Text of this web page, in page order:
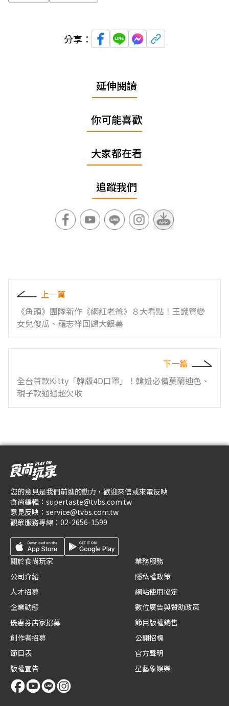
分享：
延伸閱讀
你可能喜歡
大家都在看
追蹤我們
上一篇
《角頭》團隊新作《網紅老爸》８大看點！王識賢變
女兒傻瓜、羅志祥回歸大銀幕
下一篇
全台首款Kitty「韓版4D口罩」！韓妞必備莫蘭迪色、
親子款通通超欠收
您的意見是我們前進的動力，歡迎來信或來電反映
食尚編輯： supertaste@tvbs.com.tw
意見反映： service@tvbs.com.tw
觀眾服務專線： 02-2656-1599
關於食尚玩家
公司介紹
人才招募
企業動態
優惠券店家招募
創作者招募
節目表
版權宣告
業務服務
隱私權政策
網站使用協定
數位廣告與贊助政策
節目版權銷售
公開招標
官方聲明
星藝象娛樂